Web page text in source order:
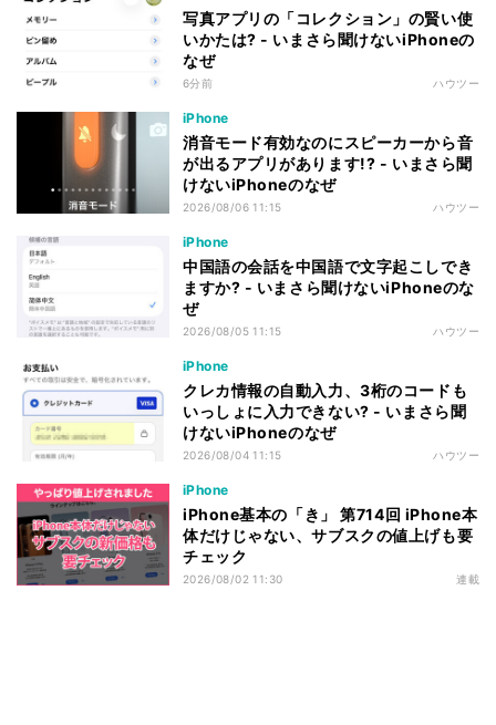
写真アプリの「コレクション」の賢い使
いかたは? - いまさら聞けないiPhoneの
なぜ
6分前 ハウツー
iPhone
消音モード有効なのにスピーカーから音
が出るアプリがあります!? - いまさら聞
けないiPhoneのなぜ
2026/08/06 11:15 ハウツー
iPhone
中国語の会話を中国語で文字起こしでき
ますか? - いまさら聞けないiPhoneのな
ぜ
2026/08/05 11:15 ハウツー
iPhone
クレカ情報の自動入力、3桁のコードも
いっしょに入力できない? - いまさら聞
けないiPhoneのなぜ
2026/08/04 11:15 ハウツー
iPhone
iPhone基本の「き」 第714回 iPhone本
体だけじゃない、サブスクの値上げも要
チェック
2026/08/02 11:30 連載